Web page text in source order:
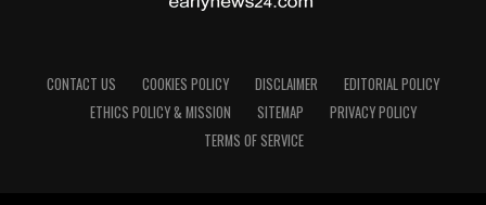
CONTACT US COOKIES POLICY DISCLAIMER
EDITORIAL POLICY
ETHICS POLICY & MISSION
SITEMAP
PRIVACY POLICY
TERMS OF SERVICE